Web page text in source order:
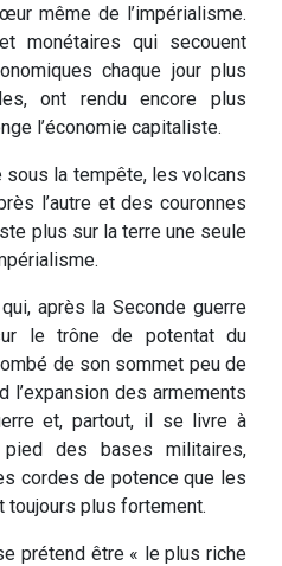
même de l’impérialisme.
monétaires qui secouent
chaque jour plus
ont rendu encore plus
l’économie capitaliste.
sous la tempête, les volcans
l’autre et des couronnes
plus sur la terre une seule
après la Seconde guerre
le trône de potentat du
de son sommet peu de
l’expansion des armements
et, partout, il se livre à
des bases militaires,
cordes de potence que les
toujours plus fortement.
prétend être « le plus riche